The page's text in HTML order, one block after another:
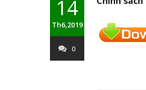
14
Th6,2019
0